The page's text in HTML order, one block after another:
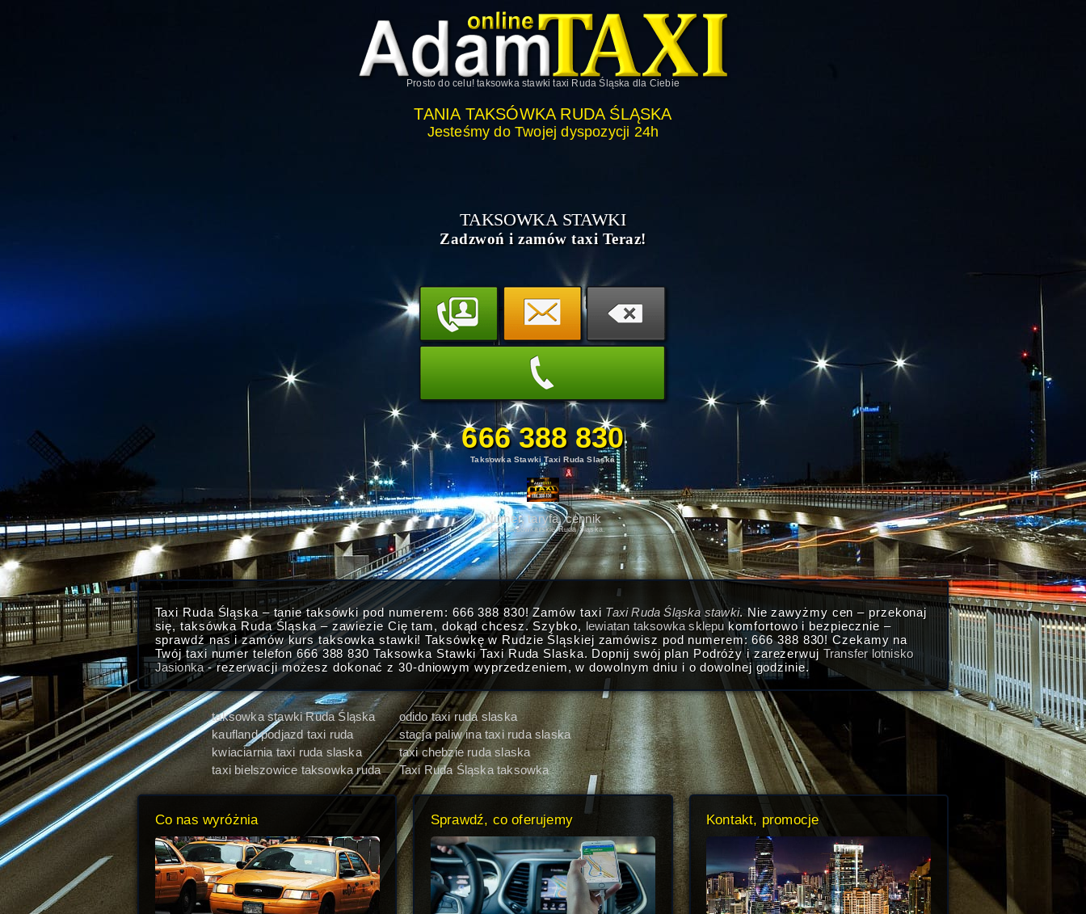
Prosto do celu!taksowka stawki taxi Ruda Śląska dla Ciebie
TANIA TAKSÓWKA RUDA ŚLĄSKA
Jesteśmy do Twojej dyspozycji 24h
TAKSOWKA STAWKI
Zadzwoń i zamów taxi Teraz!
666 388 830
Taksowka Stawki Taxi Ruda Slaska
Numer, taryfa, cennik
Usługi taksówkarskie Ruda Śląska.
Taxi Ruda Śląska – tanie taksówki pod numerem: 666 388 830! Zamów taxi Taxi Ruda Śląska stawki. Nie zawyżmy cen – przekonaj
się, taksówka Ruda Śląska – zawiezie Cię tam, dokąd chcesz. Szybko, lewiatan taksowka sklepukomfortowo i bezpiecznie –
sprawdź nas i zamów kurs taksowka stawki! Taksówkę w Rudzie Śląskiej zamówisz pod numerem: 666 388 830! Czekamy na
Twój taxi numer telefon 666 388 830 Taksowka Stawki Taxi Ruda Slaska. Dopnij swój plan Podróży i zarezerwuj Transfer lotnisko
Jasionka- rezerwacji możesz dokonać z 30-dniowym wyprzedzeniem, w dowolnym dniu i o dowolnej godzinie.
taksowka stawki Ruda Śląska
odido taxi ruda slaska
kaufland podjazd taxi ruda
slaska
stacja paliw ina taxi ruda slaska
kwiaciarnia taxi ruda slaska
taxi chebzie ruda slaska
taxi bielszowice taksowka ruda
slaska
Taxi Ruda Śląska taksowka
stawki
Co nas wyróżnia Sprawdź, co oferujemy Kontakt, promocje